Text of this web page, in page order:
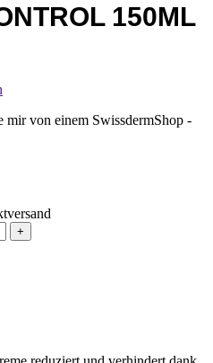
150ML
mir von einem SwissdermShop -